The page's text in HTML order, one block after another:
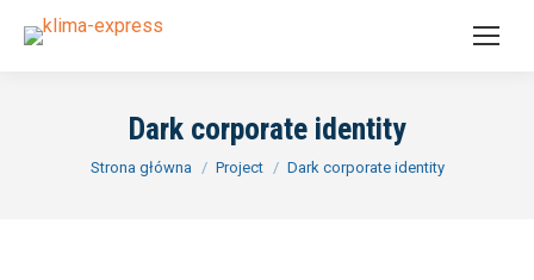
Dark corporate identity
Jesteś tutaj:
Strona główna Project Dark corporate identity